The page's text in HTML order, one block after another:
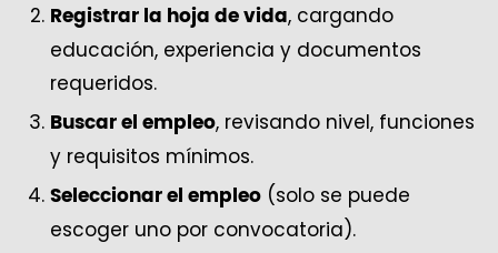
Registrar la hoja de vida, cargando
educación, experiencia y documentos
requeridos.
Buscar el empleo, revisando nivel, funciones
y requisitos mínimos.
Seleccionar el empleo (solo se puede
escoger uno por convocatoria).